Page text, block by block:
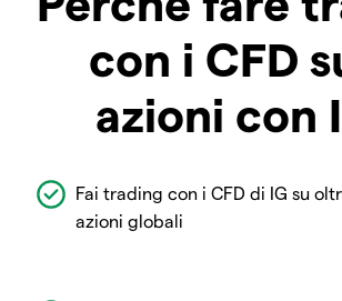
con i CFD
azioni con
Fai trading con i CFD di IG su
azioni globali